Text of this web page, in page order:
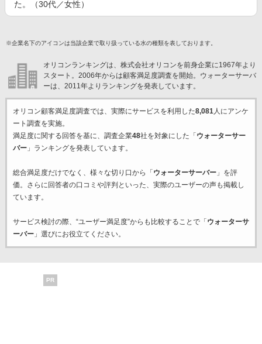
た。（30代／女性）
※企業名下のアイコンは当該企業で取り扱っている水の種類を表しております。
オリコンランキングは、株式会社オリコンを前身企業に1967年より
スタート。2006年からは顧客満足度調査を開始。ウォーターサーバ
ーは、2011年よりランキングを発表しています。
オリコン顧客満足度調査では、実際にサービスを利用した8,081人にアンケ
ート調査を実施。
満足度に関する回答を基に、調査企業48社を対象にした「 ウォーターサー
バー」ランキングを発表しています。
総合満足度だけでなく、様々な切り口から「 ウォーターサーバー」を評
価。さらに回答者の口コミや評判といった、実際のユーザーの声も掲載し
ています。
サービス検討の際、“ユーザー満足度”からも比較することで「 ウォーターサ
ーバー」選びにお役立てください。
PR